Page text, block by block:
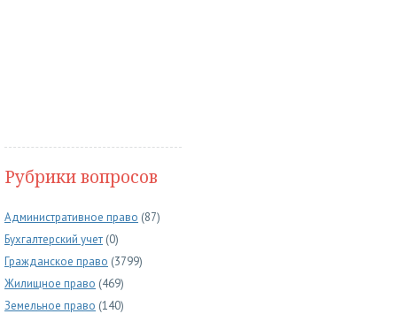
Рубрики вопросов
Административное право (87)
Бухгалтерский учет (0)
Гражданское право (3799)
Жилищное право (469)
Земельное право (140)